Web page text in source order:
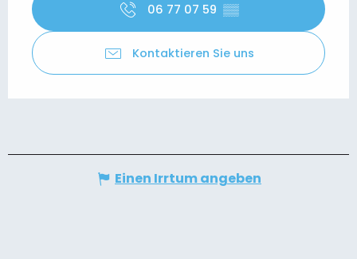
06 77 07 59 ▒▒
Kontaktieren Sie uns
Einen Irrtum angeben